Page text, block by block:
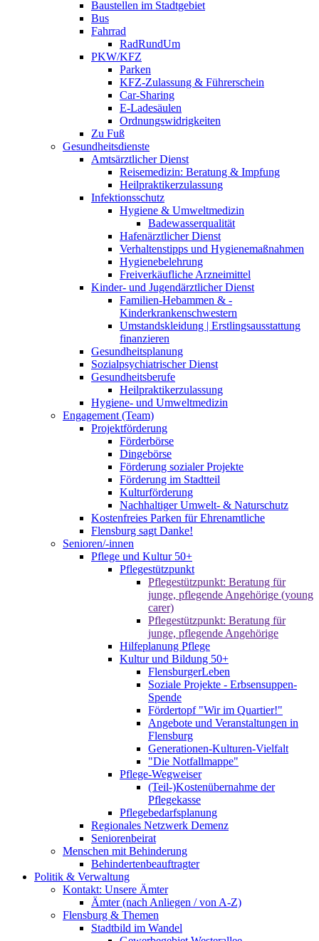
Baustellen im Stadtgebiet
Bus
Fahrrad
RadRundUm
PKW/KFZ
Parken
KFZ-Zulassung & Führerschein
Car-Sharing
E-Ladesäulen
Ordnungswidrigkeiten
Zu Fuß
Gesundheitsdienste
Amtsärztlicher Dienst
Reisemedizin: Beratung & Impfung
Heilpraktikerzulassung
Infektionsschutz
Hygiene & Umweltmedizin
Badewasserqualität
Hafenärztlicher Dienst
Verhaltenstipps und Hygienemaßnahmen
Hygienebelehrung
Freiverkäufliche Arzneimittel
Kinder- und Jugendärztlicher Dienst
Familien-Hebammen & -
Kinderkrankenschwestern
Umstandskleidung | Erstlingsausstattung
finanzieren
Gesundheitsplanung
Sozialpsychiatrischer Dienst
Gesundheitsberufe
Heilpraktikerzulassung
Hygiene- und Umweltmedizin
Engagement (Team)
Projektförderung
Förderbörse
Dingebörse
Förderung sozialer Projekte
Förderung im Stadtteil
Kulturförderung
Nachhaltiger Umwelt- & Naturschutz
Kostenfreies Parken für Ehrenamtliche
Flensburg sagt Danke!
Senioren/-innen
Pflege und Kultur 50+
Pflegestützpunkt
Pflegestützpunkt: Beratung für
junge, pflegende Angehörige (young
carer)
Pflegestützpunkt: Beratung für
junge, pflegende Angehörige
Hilfeplanung Pflege
Kultur und Bildung 50+
FlensburgerLeben
Soziale Projekte - Erbsensuppen-
Spende
Fördertopf "Wir im Quartier!"
Angebote und Veranstaltungen in
Flensburg
Generationen-Kulturen-Vielfalt
"Die Notfallmappe"
Pflege-Wegweiser
(Teil-)Kostenübernahme der
Pflegekasse
Pflegebedarfsplanung
Regionales Netzwerk Demenz
Seniorenbeirat
Menschen mit Behinderung
Behindertenbeauftragter
Politik & Verwaltung
Kontakt: Unsere Ämter
Ämter (nach Anliegen / von A-Z)
Flensburg & Themen
Stadtbild im Wandel